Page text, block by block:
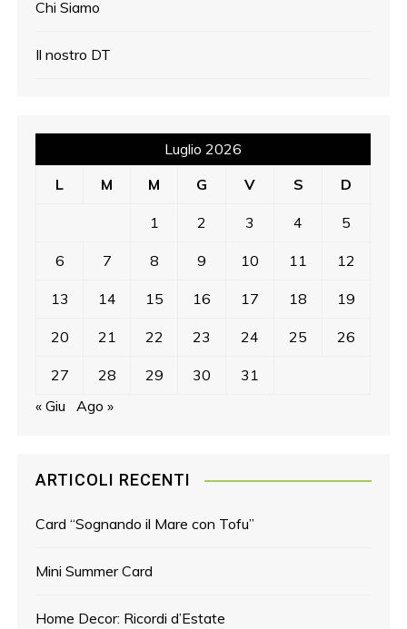
Chi Siamo
Il nostro DT
Luglio 2026
L
M M G V S D
1 2 3 4 5
6 7 8 9 10 11 12
13 14 15 16 17 18 19
20 21 22 23 24 25 26
27 28 29 30
31
« Giu
Ago »
ARTICOLI RECENTI
Card “Sognando il Mare con Tofu”
Mini Summer Card
Home Decor: Ricordi d’Estate